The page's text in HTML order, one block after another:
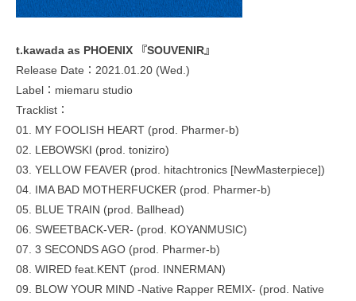
t.kawada as PHOENIX 『SOUVENIR』
Release Date：2021.01.20 (Wed.)
Label：miemaru studio
Tracklist：
01. MY FOOLISH HEART (prod. Pharmer-b)
02. LEBOWSKI (prod. toniziro)
03. YELLOW FEAVER (prod. hitachtronics [NewMasterpiece])
04. IMA BAD MOTHERFUCKER (prod. Pharmer-b)
05. BLUE TRAIN (prod. Ballhead)
06. SWEETBACK-VER- (prod. KOYANMUSIC)
07. 3 SECONDS AGO (prod. Pharmer-b)
08. WIRED feat.KENT (prod. INNERMAN)
09. BLOW YOUR MIND -Native Rapper REMIX- (prod. Native